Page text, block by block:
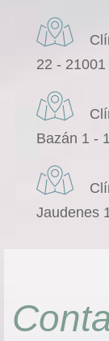
22 -
Bazán 1 -
Jaudenes